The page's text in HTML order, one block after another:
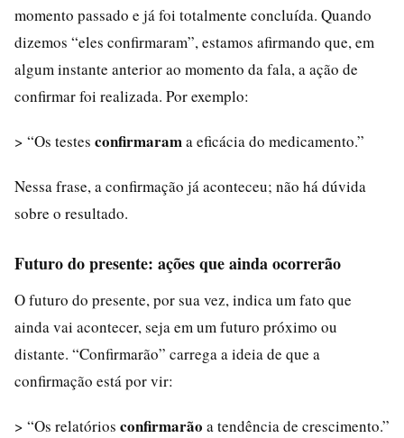
momento passado e já foi totalmente concluída. Quando
dizemos “eles confirmaram”, estamos afirmando que, em
algum instante anterior ao momento da fala, a ação de
confirmar foi realizada. Por exemplo:
> “Os testes confirmarama eficácia do medicamento.”
Nessa frase, a confirmação já aconteceu; não há dúvida
sobre o resultado.
Futuro do presente: ações que ainda ocorrerão
O futuro do presente, por sua vez, indica um fato que
ainda vai acontecer, seja em um futuro próximo ou
distante. “Confirmarão” carrega a ideia de que a
confirmação está por vir:
> “Os relatórios confirmarão a tendência de crescimento.”